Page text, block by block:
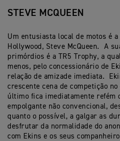
STEVE MCQUEEN
Um entusiasta local de motos é
Hollywood, Steve McQueen. A
primórdios é a TR5 Trophy, a
menos, pelo concessionário de
relação de amizade imediata.
crescente cena de competição
último fica imediatamente refém
empolgante não convencional,
quanto o possível, a galgar as
desfrutar da normalidade do
com Ekins e os seus